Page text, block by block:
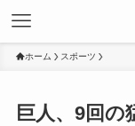
ホーム スポーツ
巨人、9回